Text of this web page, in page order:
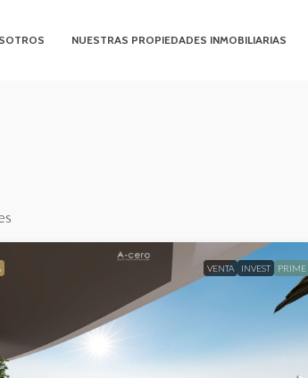
NUESTRAS PROPIEDADES INMOBILIARIAS
VENTA INVEST PRIME